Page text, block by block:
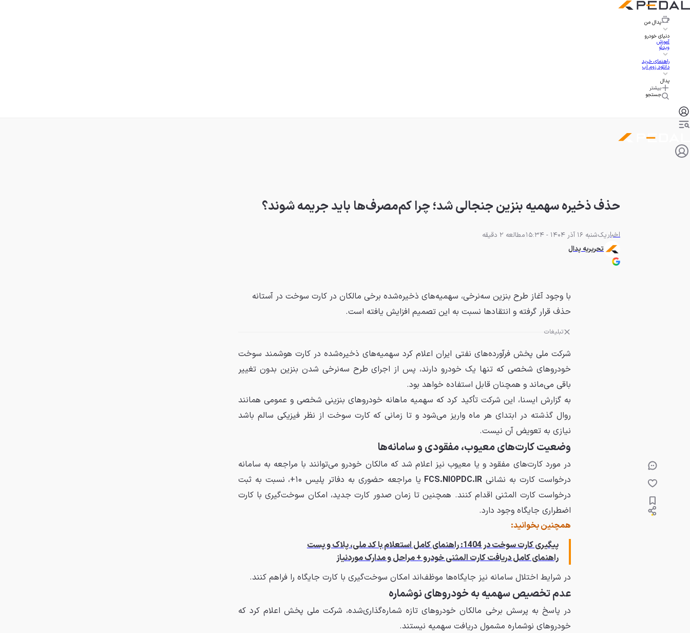
پدال من
دنیای خودرو
آموزش
ویدئو
راهنمای خرید
دانلود زوم اپ
پدال
بیشتر
جستجو
حذف ذخیره سهمیه بنزین جنجالی شد؛ چرا کم‌مصرف‌ها باید جریمه شوند؟
اخباریک‌شنبه 16 آذر 1404 - 15:34
مطالعه 2 دقیقه
تحریریه پدال
با وجود آغاز طرح بنزین سه‌نرخی، سهمیه‌های ذخیره‌شده برخی مالکان در کارت سوخت در آستانه
حذف قرار گرفته و انتقادها نسبت به این تصمیم افزایش یافته است.
تبلیغات
شرکت ملی پخش فرآورده‌های نفتی ایران اعلام کرد سهمیه‌های ذخیره‌شده در کارت هوشمند سوخت
خودروهای شخصی که تنها یک خودرو دارند، پس از اجرای طرح سه‌نرخی شدن بنزین بدون تغییر
باقی می‌ماند و همچنان قابل استفاده خواهد بود.
به گزارش ایسنا، این شرکت تأکید کرد که سهمیه ماهانه خودروهای بنزینی شخصی و عمومی همانند
روال گذشته در ابتدای هر ماه واریز می‌شود و تا زمانی که کارت سوخت از نظر فیزیکی سالم باشد
نیازی به تعویض آن نیست.
وضعیت کارت‌های معیوب، مفقودی و سامانه‌ها
در مورد کارت‌های مفقود و یا معیوب نیز اعلام شد که مالکان خودرو می‌توانند با مراجعه به سامانه
درخواست کارت به نشانی FCS.NIOPDC.IR
یا مراجعه حضوری به دفاتر پلیس ۱۰+، نسبت به ثبت
درخواست کارت المثنی اقدام کنند. همچنین تا زمان صدور کارت جدید، امکان سوخت‌گیری با کارت
اضطراری جایگاه وجود دارد.
همچنین بخوانید:
پیگیری کارت سوخت در 1404: راهنمای کامل استعلام با کد ملی، پلاک و پست
راهنمای کامل دریافت کارت المثنی خودرو + مراحل و مدارک موردنیاز
در شرایط اختلال سامانه نیز جایگاه‌ها موظف‌اند امکان سوخت‌گیری با کارت جایگاه را فراهم کنند.
عدم تخصیص سهمیه به خودروهای نوشماره
در پاسخ به پرسش برخی مالکان خودروهای تازه شماره‌گذاری‌شده، شرکت ملی پخش اعلام کرد که
خودروهای نوشماره مشمول دریافت سهمیه نیستند.